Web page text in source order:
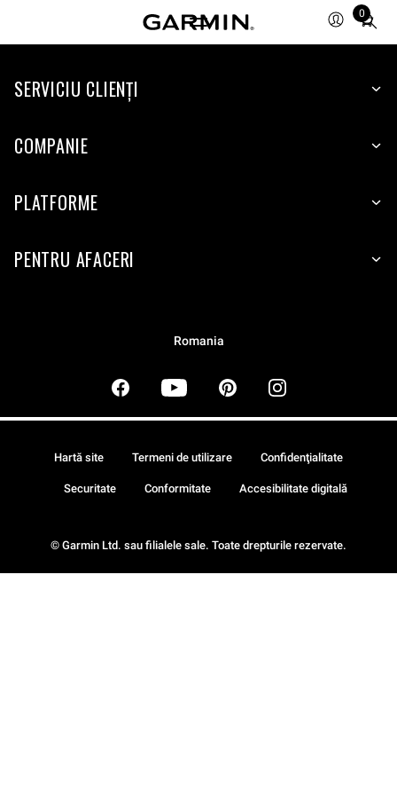
0
Total
items
cart:
SERVICIU CLIENŢI
COMPANIE
PLATFORME
PENTRU AFACERI
Romania
© Garmin Ltd. sau filialele sale. Toate drepturile rezervate.
Hartă site Termeni de utilizare Confidenţialitate
Securitate Conformitate Accesibilitate digitală